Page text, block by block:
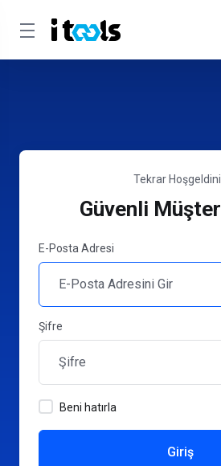
Tekrar
Güvenli
E-Posta Adresi
Şifre
Beni hatırla
Giriş